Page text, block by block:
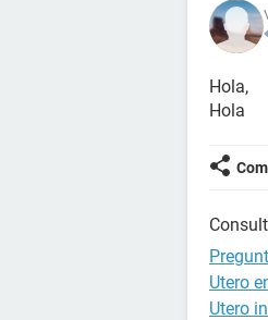
Hola,
Hola
Utero
Utero